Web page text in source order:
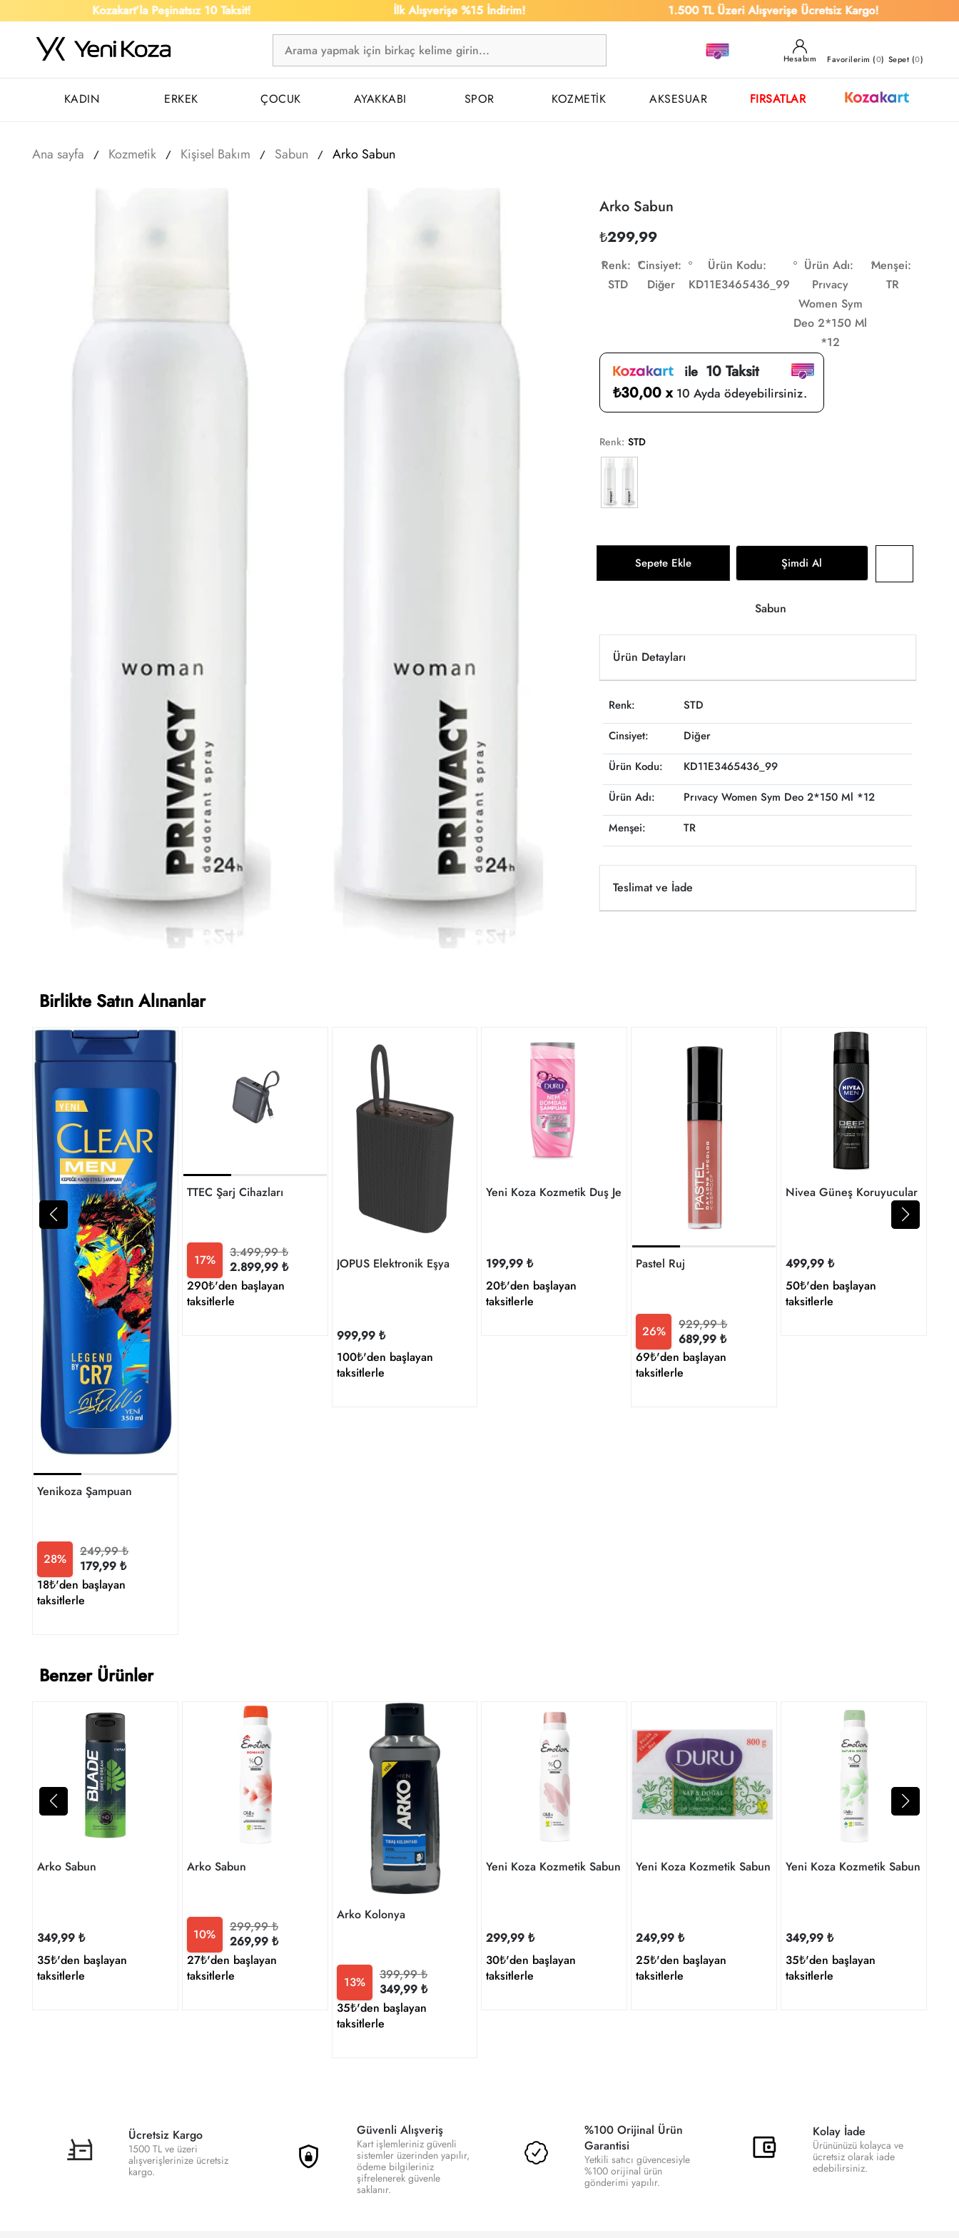
Kozakart’la Peşinatsız 10 Taksit! İlk Alışverişe %15 İndirim! 1.500 TL Üzeri Alışverişe Ücretsiz Kargo!
Hesabım Favorilerim (0) Sepet (0)
KADIN ERKEK ÇOCUK AYAKKABI SPOR KOZMETİK AKSESUAR FIRSATLAR
Ana sayfa Kozmetik Kişisel Bakım Sabun Arko Sabun
Arko Sabun
₺299,99
Renk:
STD
Cinsiyet:
Diğer
Ürün Kodu:
KD11E3465436_99
Ürün Adı:
Prıvacy
Women Sym
Deo 2*150 Ml
*12
Menşei:
TR
ile10 Taksit
₺30,00 x 10 Ayda ödeyebilirsiniz.
Renk: STD
Sepete Ekle Şimdi Al
Sabun
Ürün Detayları
Renk:
STD
Cinsiyet:
Diğer
Ürün Kodu:
KD11E3465436_99
Ürün Adı:
Prıvacy Women Sym Deo 2*150 Ml *12
Menşei:
TR
Teslimat ve İade
Birlikte Satın Alınanlar
Yenikoza Şampuan
28% 179,99 ₺
249,99 ₺
18₺'den başlayan
taksitlerle
TTEC Şarj Cihazları
17% 2.899,99 ₺
3.499,99 ₺
290₺'den başlayan
taksitlerle
JOPUS Elektronik Eşya
999,99 ₺
100₺'den başlayan
taksitlerle
Yeni Koza Kozmetik Duş Jeli ve Vücut Yağ
199,99 ₺
20₺'den başlayan
taksitlerle
Pastel Ruj
26% 689,99 ₺
929,99 ₺
69₺'den başlayan
taksitlerle
Nivea Güneş Koruyucular
499,99 ₺
50₺'den başlayan
taksitlerle
Benzer Ürünler
Arko Sabun
349,99 ₺
35₺'den başlayan
taksitlerle
Arko Sabun
10% 269,99 ₺
299,99 ₺
27₺'den başlayan
taksitlerle
Arko Kolonya
13% 349,99 ₺
399,99 ₺
35₺'den başlayan
taksitlerle
Yeni Koza Kozmetik Sabun
299,99 ₺
30₺'den başlayan
taksitlerle
Yeni Koza Kozmetik Sabun
249,99 ₺
25₺'den başlayan
taksitlerle
Yeni Koza Kozmetik Sabun
349,99 ₺
35₺'den başlayan
taksitlerle
Ücretsiz Kargo
1500 TL ve üzeri
alışverişlerinize ücretsiz
kargo.
Güvenli Alışveriş
Kart işlemleriniz güvenli
sistemler üzerinden yapılır,
ödeme bilgileriniz
şifrelenerek güvenle
saklanır.
%100 Orijinal Ürün
Garantisi
Yetkili satıcı güvencesiyle
%100 orijinal ürün
gönderimi yapılır.
Kolay İade
Ürününüzü kolayca ve
ücretsiz olarak iade
edebilirsiniz.